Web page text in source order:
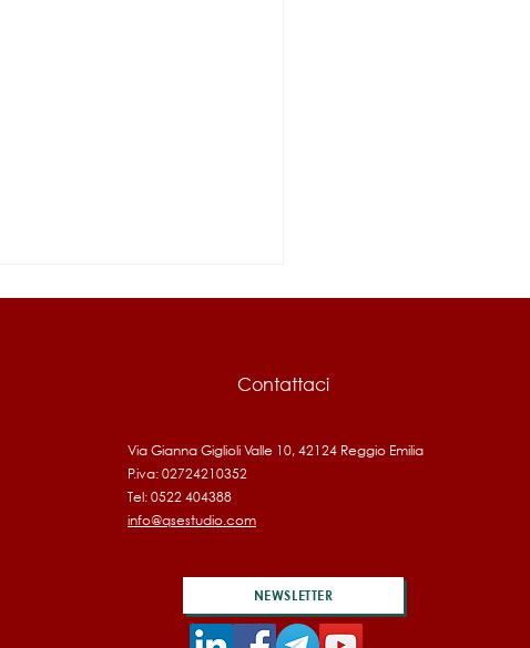
UMBRIA: Bando fonti
rinnovabili 2026, 17 milioni per
Contattaci
Via Gianna Giglioli Valle 10, 42124 Reggio Emilia
P.iva: 02724210352
Tel: 0522 404388
info@qsestudio.com
NEWSLETTER